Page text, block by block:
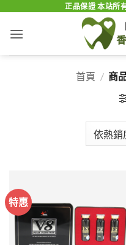
content
正品保證 本站所
首頁 / 商
特惠